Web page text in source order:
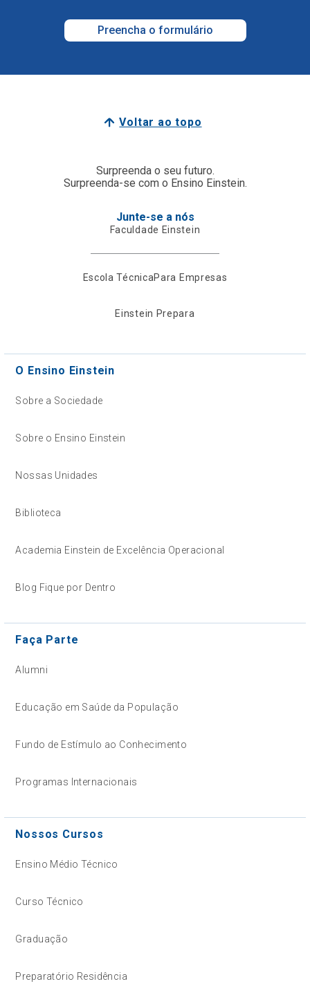
Preencha o formulário
Voltar ao topo
Surpreenda o seu futuro.
Surpreenda-se com o Ensino Einstein.
Junte-se a nós
Faculdade Einstein
Escola TécnicaPara Empresas
Einstein Prepara
O Ensino Einstein
Sobre a Sociedade
Sobre o Ensino Einstein
Nossas Unidades
Biblioteca
Academia Einstein de Excelência Operacional
Blog Fique por Dentro
Faça Parte
Alumni
Educação em Saúde da População
Fundo de Estímulo ao Conhecimento
Programas Internacionais
Nossos Cursos
Ensino Médio Técnico
Curso Técnico
Graduação
Preparatório Residência